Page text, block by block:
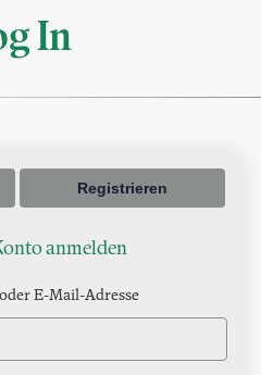
In
Registrieren
anmelden
E-Mail-Adresse